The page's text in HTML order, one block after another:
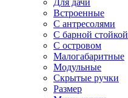
Для дачи
Встроенные
С антресолями
С барной стойкой
С островом
Малогабаритные
Модульные
Скрытые ручки
Размер